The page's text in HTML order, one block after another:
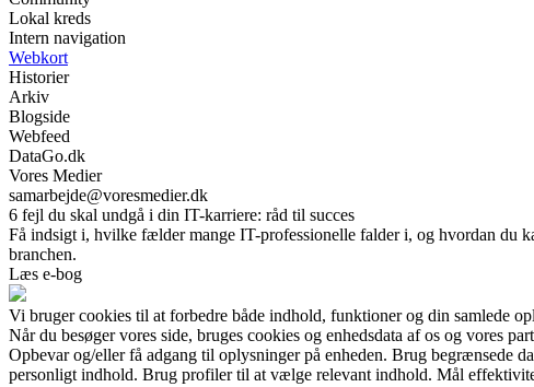
Lokal kreds
Intern navigation
Webkort
Historier
Arkiv
Blogside
Webfeed
DataGo.dk
Vores Medier
samarbejde@voresmedier.dk
6 fejl du skal undgå i din IT-karriere: råd til succes
Få indsigt i, hvilke fælder mange IT-professionelle falder i, og hvordan du
branchen.
Læs e-bog
Vi bruger cookies til at forbedre både indhold, funktioner og din samlede
Når du besøger vores side, bruges cookies og enhedsdata af os og vores
Opbevar og/eller få adgang til oplysninger på enheden. Brug begrænsede
personligt indhold. Brug profiler til at vælge relevant indhold. Mål